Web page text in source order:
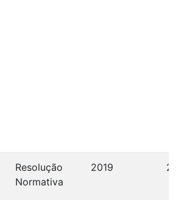
Resolução
Normativa
2019 26/